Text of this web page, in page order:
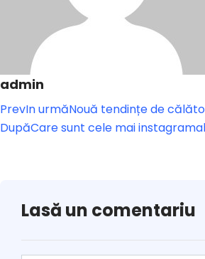
admin
PrevIn urmăNouă tendințe de
DupăCare sunt cele mai
Lasă un comentariu